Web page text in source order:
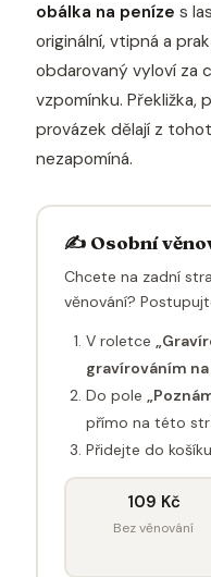
obálka na peníze s
originální, vtipná a
obdarovaný vyloví za
vzpomínku. Překližka,
provázek dělají z
nezapomíná.
✍️ Osobní
Chcete na zadní
věnování?
V roletce
gravírováním
Do pole
přímo na této
Přidejte do
109 Kč
Bez věnování